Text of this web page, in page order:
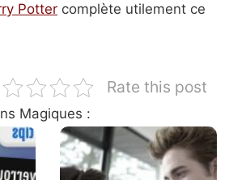
Potter complète utilement ce
Rate this post
Magiques :